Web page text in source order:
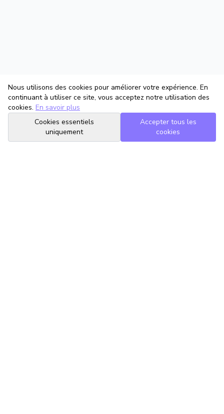
Nous utilisons des cookies pour améliorer votre expérience. En
continuant à utiliser ce site, vous acceptez notre utilisation des
cookies. En savoir plus
Cookies essentiels
uniquement
Accepter tous les
cookies